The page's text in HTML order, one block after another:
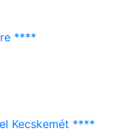
****
Kecskemét ****